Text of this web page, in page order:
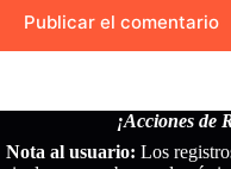
Publicar el comentario
¡Acciones de
Nota al usuario: Los